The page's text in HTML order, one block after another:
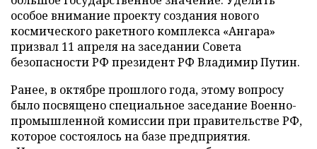
особое внимание проекту создания нового
космического ракетного комплекса «Ангара»
призвал 11 апреля на заседании Совета
безопасности РФ президент РФ Владимир Путин.
Ранее, в октябре прошлого года, этому вопросу
было посвящено специальное заседание Военно-
промышленной комиссии при правительстве РФ,
которое состоялось на базе предприятия.